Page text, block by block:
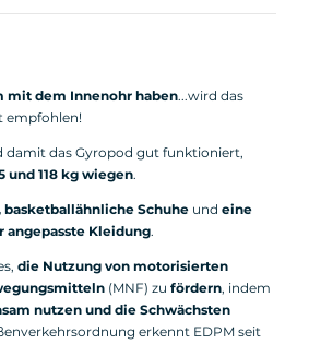
mit dem Innenohr haben...wird das
empfohlen!
damit das Gyropod gut funktioniert,
und 118 kg wiegen.
basketballähnliche Schuhe und eine
Kleidung.
die Nutzung von motorisierten
(MNF) zu fördern, indem
nutzen und die Schwächsten
erkennt EDPM seit